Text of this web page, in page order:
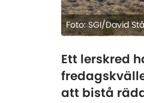
Foto: SGI/David
Ett lerskred
att bistå